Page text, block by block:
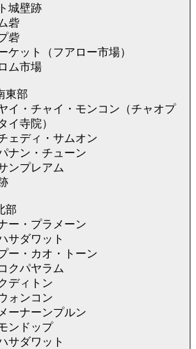
城壁跡
砦
砦
ケット（フアロー市場）
ム市場
東部
イ・チャイ・モンコン（チャオプ
イ寺院）
ェディ・サムオン
ナン・チューン
ンプレアム
部
ー・プラメーン
サダワット
ー・カオ・トーン
クパヤラム
ディトン
ォンコン
ーナーンプルン
ンドップ
サダワット